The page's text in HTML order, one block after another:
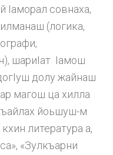
Iаморал совнаха,
(логика,
шариIат Iамош
долу жайнаш
магош ца хилла
йоьшуш-м
литература а,
«Зулкъарни